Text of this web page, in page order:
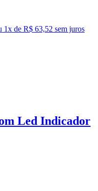
1x de R$ 63,52 sem juros
Led Indicador